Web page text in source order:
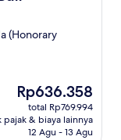
(Honorary
Harga
sekarang
Rp636.358
Rp636.358
total Rp769.994
pajak & biaya lainnya
12 Agu - 13 Agu